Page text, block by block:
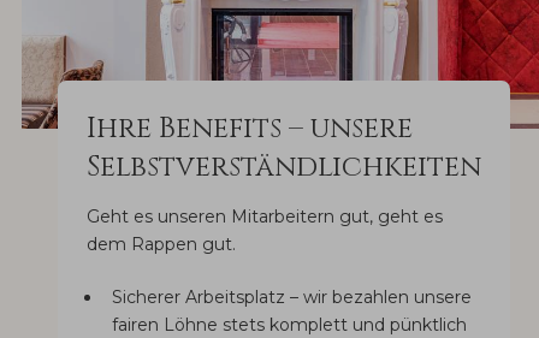
Ihre Benefits – unsere
Selbstverständlichkeiten
Geht es unseren Mitarbeitern gut, geht es
dem Rappen gut.
Sicherer Arbeitsplatz – wir bezahlen unsere
fairen Löhne stets komplett und pünktlich